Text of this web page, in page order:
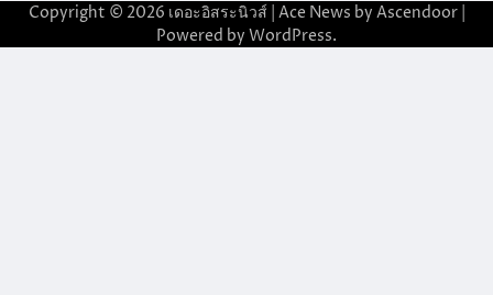
Copyright © 2026 เดอะอิสระนิวส์ | Ace News by Ascendoor|
Powered by WordPress.